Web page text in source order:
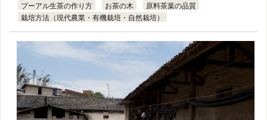
プーアル生茶の作り方
お茶の木
原料茶葉の品質
栽培方法（現代農業・有機栽培・自然栽培）